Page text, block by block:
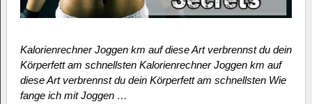
Kalorienrechner Joggen km auf diese Art verbrennst du dein
Körperfett am schnellsten Kalorienrechner Joggen km auf
diese Art verbrennst du dein Körperfett am schnellsten Wie
fange ich mit Joggen …